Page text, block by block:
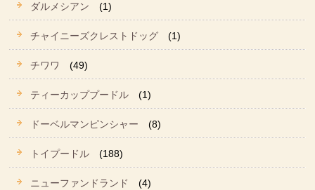
ダルメシアン (1)
チャイニーズクレストドッグ (1)
チワワ (49)
ティーカッププードル (1)
ドーベルマンピンシャー (8)
トイプードル (188)
ニューファンドランド (4)